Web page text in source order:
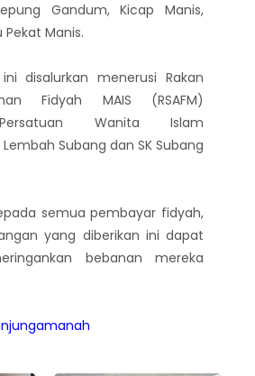
Gandum, Kicap Manis,
Pekat Manis.
disalurkan menerusi Rakan
Fidyah MAIS (RSAFM)
Wanita Islam
Subang dan SK Subang
semua pembayar fidyah,
yang diberikan ini dapat
bebanan mereka